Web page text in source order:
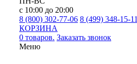
с 10:00 до 20:00
8 (800) 302-77-06 8 (499) 348-15-11
КОРЗИНА
0 товаров. Заказать звонок
Меню